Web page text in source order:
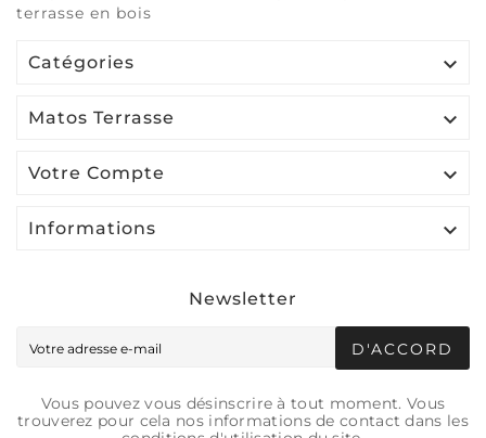
terrasse en bois
Catégories 
Matos Terrasse 
Votre Compte 
Informations 
Newsletter
D'ACCORD
Vous pouvez vous désinscrire à tout moment. Vous
trouverez pour cela nos informations de contact dans les